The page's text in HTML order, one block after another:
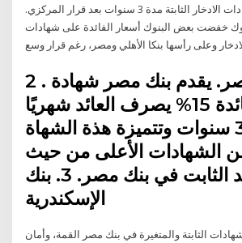
10 فوائد على شهادات الادخار الثابتة مدة 3 سنوات بعد قرار المركزي.
أفضل 10 بنوك خفضت بعض البنوك أسعار الفائدة على شهادات
وعلى رأسها بنكا الأهلي ومصر، رغم قرار وسع
2 . بنك مصر. يقدم بنك مصر شهادة
ادخارية بفائدة 15% يصرف العائد شهريًا
بآجال لمدة 3 سنوات وتتميزة هذة الشهاة
الشهادات الأعلى من حيث
العائد الثابت في بنك مصر. 3. بنك
الإسكندرية
الثابتة والمتغيرة في بنك مصر القمة، وأمان